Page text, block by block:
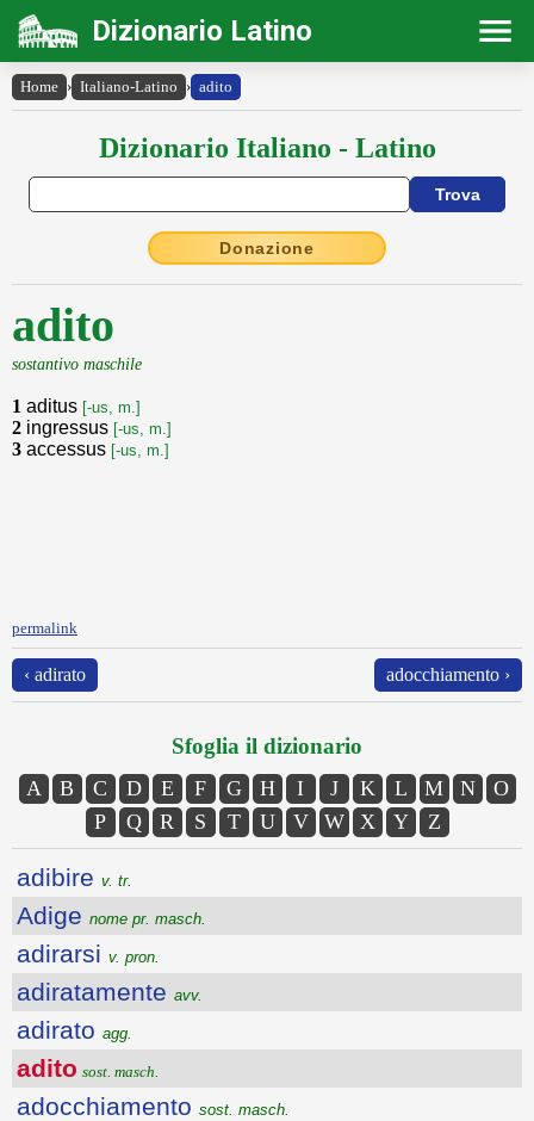
Dizionario Latino
Home › Italiano-Latino › adito
Dizionario Italiano - Latino
Donazione
adito
sostantivo maschile
1 aditus [-us, m.]
2 ingressus [-us, m.]
3 accessus [-us, m.]
permalink
‹ adirato adocchiamento ›
Sfoglia il dizionario
A B C D E F G H I J K L M N
O
P
Q R S T U V W X Y Z
adibire v. tr.
Adige nome pr. masch.
adirarsi v. pron.
adiratamente avv.
adirato agg.
adito sost. masch.
adocchiamento sost. masch.